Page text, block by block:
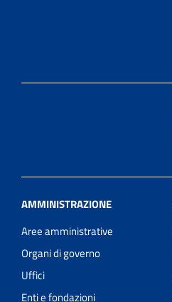
AMMINISTRAZIONE
Aree amministrative
Organi di governo
Uffici
Enti e fondazioni